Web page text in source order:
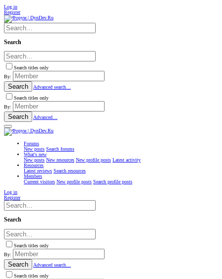
Log in
Register
Search
Search titles only
By:
Search
Advanced search…
Search titles only
By:
Search Advanced…
Forums
New posts Search forums
What's new
New posts New resources New profile posts Latest activity
Resources
Latest reviews Search resources
Members
Current visitors New profile posts Search profile posts
Log in
Register
Search
Search titles only
By:
Search
Advanced search…
Search titles only